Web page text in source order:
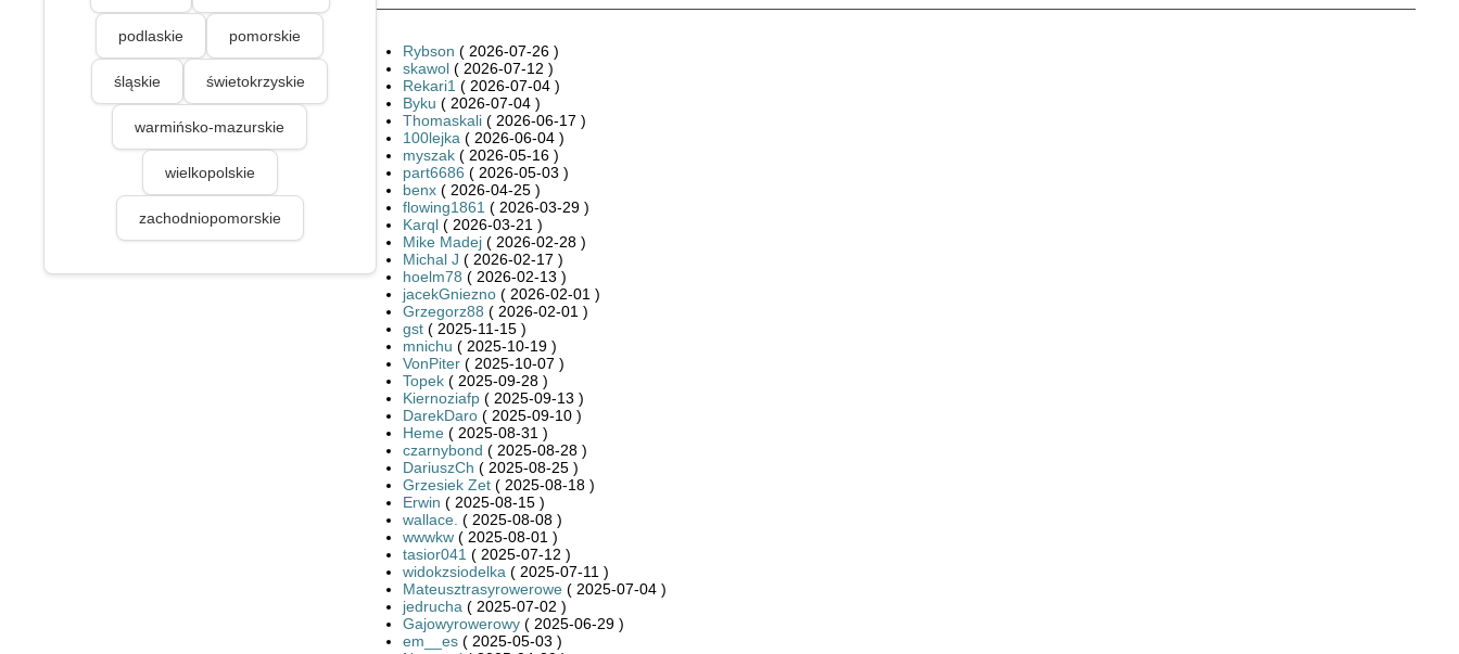
podlaskie pomorskie
śląskie świetokrzyskie
warmińsko-mazurskie
wielkopolskie
zachodniopomorskie
Rybson ( 2026-07-26 )
skawol( 2026-07-12 )
Rekari1 ( 2026-07-04 )
Byku ( 2026-07-04 )
Thomaskali( 2026-06-17 )
100lejka ( 2026-06-04 )
myszak( 2026-05-16 )
part6686 ( 2026-05-03 )
benx( 2026-04-25 )
flowing1861 ( 2026-03-29 )
Karql( 2026-03-21 )
Mike Madej( 2026-02-28 )
Michal J ( 2026-02-17 )
hoelm78 ( 2026-02-13 )
jacekGniezno( 2026-02-01 )
Grzegorz88 ( 2026-02-01 )
gst( 2025-11-15 )
mnichu ( 2025-10-19 )
VonPiter( 2025-10-07 )
Topek( 2025-09-28 )
Kiernoziafp( 2025-09-13 )
DarekDaro( 2025-09-10 )
Heme( 2025-08-31 )
czarnybond ( 2025-08-28 )
DariuszCh ( 2025-08-25 )
Grzesiek Zet( 2025-08-18 )
Erwin ( 2025-08-15 )
wallace. ( 2025-08-08 )
wwwkw( 2025-08-01 )
tasior041 ( 2025-07-12 )
widokzsiodelka ( 2025-07-11 )
Mateusztrasyrowerowe( 2025-07-04 )
jedrucha ( 2025-07-02 )
Gajowyrowerowy( 2025-06-29 )
em__es( 2025-05-03 )